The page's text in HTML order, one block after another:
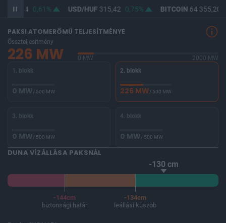
363,94 0,61% USD/HUF315,42 0,75% BITCOIN64 355,20
PAKSI ATOMERŐMŰ TELJESÍTMÉNYE
Összteljesítmény
226 MW 0 MW
2000 MW
1. blokk
0 MW/ 500 MW
2. blokk
226 MW/ 500 MW
3. blokk
0 MW/ 500 MW
4. blokk
0 MW/ 500 MW
DUNA VÍZÁLLÁSA PAKSNÁL
-130 cm
-144cm
biztonsági határ
-134cm
leállási küszöb